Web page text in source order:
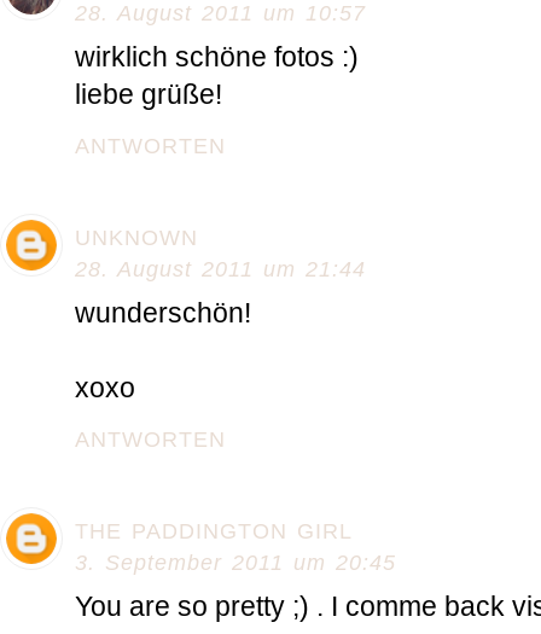
28. August 2011 um 10:57
wirklich schöne fotos :)
liebe grüße!
ANTWORTEN
UNKNOWN
28. August 2011 um 21:44
wunderschön!
xoxo
ANTWORTEN
THE PADDINGTON GIRL
3. September 2011 um 20:45
You are so pretty ;) . I comme back